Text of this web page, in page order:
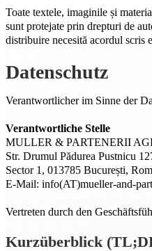
Toate textele, imaginile și
sunt protejate prin drepturi de
distribuire necesită acordul scris
Datenschutz
Verantwortlicher im Sinne der
Verantwortliche Stelle
MULLER & PARTENERII
Str. Drumul Pădurea Pustnicu
Sector 1, 013785 București,
E-Mail: info(AT)mueller-and-
Vertreten durch den
Kurzüberblick